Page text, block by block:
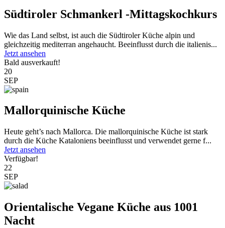
Südtiroler Schmankerl -Mittagskochkurs
Wie das Land selbst, ist auch die Südtiroler Küche alpin und
gleichzeitig mediterran angehaucht. Beeinflusst durch die italienis...
Jetzt ansehen
Bald ausverkauft!
20
SEP
Mallorquinische Küche
Heute geht’s nach Mallorca. Die mallorquinische Küche ist stark
durch die Küche Kataloniens beeinflusst und verwendet gerne f...
Jetzt ansehen
Verfügbar!
22
SEP
Orientalische Vegane Küche aus 1001
Nacht